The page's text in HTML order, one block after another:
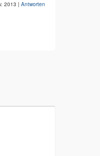
2013 | Antworten